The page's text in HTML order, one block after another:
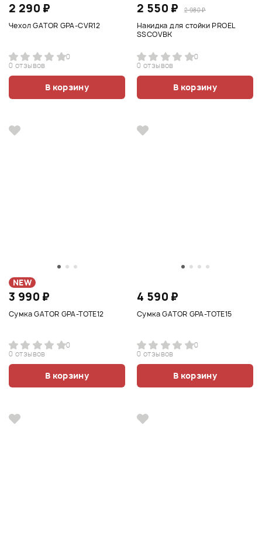
2 290 ₽
Чехол GATOR GPA-CVR12
0
0 отзывов
В корзину
2 550 ₽ 2 980 ₽
Накидка для стойки PROEL
SSCOVBK
0
0 отзывов
В корзину
NEW
3 990 ₽
Сумка GATOR GPA-TOTE12
0
0 отзывов
В корзину
4 590 ₽
Сумка GATOR GPA-TOTE15
0
0 отзывов
В корзину